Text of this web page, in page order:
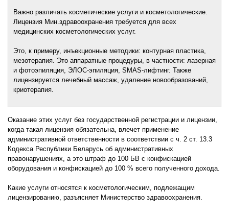
Важно различать косметические услуги и косметологические.
Лицензия Мин.здравоохранения требуется для всех
медицинских косметологических услуг.
Это, к примеру, инъекционные методики: контурная пластика,
мезотерапия. Это аппаратные процедуры, в частности: лазерная
и фотоэпиляция, ЭЛОС-эпиляция, SMAS-лифтинг. Также
лицензируется лечебный массаж, удаление новообразований,
криотерапия.
Оказание этих услуг без государственной регистрации и лицензии,
когда такая лицензия обязательна, влечет применение
административной ответственности в соответствии с ч. 2 ст. 13.3
Кодекса Республики Беларусь об административных
правонарушениях, а это штраф до 100 БВ с конфискацией
оборудования и конфискацией до 100 % всего полученного дохода.
Какие услуги относятся к косметологическим, подлежащим
лицензированию, разъясняет Министерство здравоохранения.